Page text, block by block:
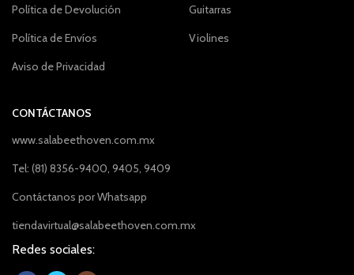
Política de Devolución
Política de Envíos
Aviso de Privacidad
Guitarras
Violines
CONTÁCTANOS
www.salabeethoven.com.mx
Tel: (81) 8356-9400, 9405, 9409
Contáctanos por Whatsapp
tiendavirtual@salabeethoven.com.mx
Redes sociales: